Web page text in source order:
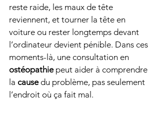
reste raide, les maux de tête
reviennent, et tourner la tête en
voiture ou rester longtemps devant
l’ordinateur devient pénible. Dans ces
moments-là, une consultation en
ostéopathie peut aider à comprendre
la cause du problème, pas seulement
l’endroit où ça fait mal.